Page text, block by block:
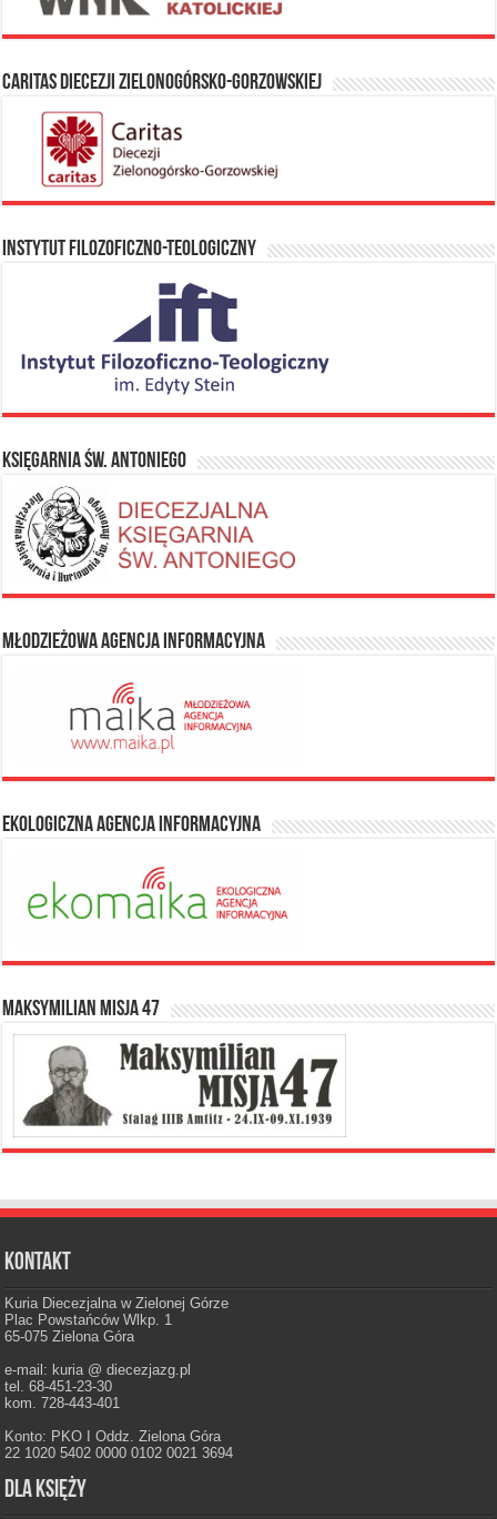
Caritas Diecezji Zielonogórsko-Gorzowskiej
Instytut Filozoficzno-Teologiczny
Księgarnia Św. Antoniego
Młodzieżowa Agencja Informacyjna
Ekologiczna Agencja Informacyjna
Maksymilian Misja 47
Kontakt
Kuria Diecezjalna w Zielonej Górze
Plac Powstańców Wlkp. 1
65-075 Zielona Góra
e-mail: kuria @ diecezjazg.pl
tel. 68-451-23-30
kom. 728-443-401
Konto: PKO I Oddz. Zielona Góra
22 1020 5402 0000 0102 0021 3694
Dla księży